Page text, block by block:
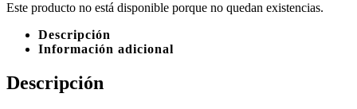
Este producto no está disponible porque no quedan existencias.
Descripción
Información adicional
Descripción